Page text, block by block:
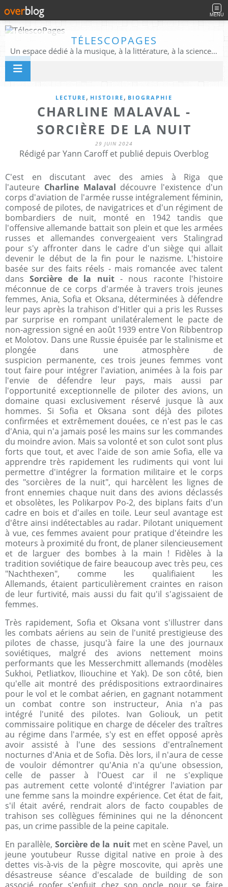
MENU
TÉLESCOPAGES
Un espace dédié à la musique, à la littérature, à la science, à la conscience, et au-delà
LECTURE , HISTOIRE , BIOGRAPHIE
CHARLINE MALAVAL -
SORCIÈRE DE LA NUIT
29 JUIN 2024
Rédigé par Yann Caroff et publié depuis Overblog
C'est en discutant avec des amies à Riga que
l'auteure Charline Malaval découvre l'existence d'un
corps d'aviation de l'armée russe intégralement féminin,
composé de pilotes, de navigatrices et d'un régiment de
bombardiers de nuit, monté en 1942 tandis que
l'offensive allemande battait son plein et que les armées
russes et allemandes convergeaient vers Stalingrad
pour s'y affronter dans le cadre d'un siège qui allait
devenir le début de la fin pour le nazisme. L'histoire
basée sur des faits réels - mais romancée avec talent
dansSorcière de la nuit- nous raconte l'histoire
méconnue de ce corps d'armée à travers trois jeunes
femmes, Ania, Sofia et Oksana, déterminées à défendre
leur pays après la trahison d'Hitler qui a pris les Russes
par surprise en rompant unilatéralement le pacte de
non-agression signé en août 1939 entre Von Ribbentrop
et Molotov. Dans une Russie épuisée par le stalinisme et
plongée dans une atmosphère de
suspicion permanente, ces trois jeunes femmes vont
tout faire pour intégrer l'aviation, animées à la fois par
l'envie de défendre leur pays, mais aussi par
l'opportunité exceptionnelle de piloter des avions, un
domaine quasi exclusivement réservé jusque là aux
hommes. Si Sofia et Oksana sont déjà des pilotes
confirmées et extrêmement douées, ce n'est pas le cas
d'Ania, qui n'a jamais posé les mains sur les commandes
du moindre avion. Mais sa volonté et son culot sont plus
forts que tout, et avec l'aide de son amie Sofia, elle va
apprendre très rapidement les rudiments qui vont lui
permettre d'intégrer la formation militaire et le corps
des "sorcières de la nuit", qui harcèlent les lignes de
front ennemies chaque nuit dans des avions déclassés
et obsolètes, les Polikarpov Po-2, des biplans faits d'un
cadre en bois et d'ailes en toile. Leur seul avantage est
d'être ainsi indétectables au radar. Pilotant uniquement
à vue, ces femmes avaient pour pratique d'éteindre les
moteurs à proximité du front, de planer silencieusement
et de larguer des bombes à la main ! Fidèles à la
tradition soviétique de faire beaucoup avec très peu, ces
"Nachthexen", comme les qualifiaient les
Allemands, étaient particulièrement craintes en raison
de leur furtivité, mais aussi du fait qu'il s'agissaient de
femmes.
Très rapidement, Sofia et Oksana vont s'illustrer dans
les combats aériens au sein de l'unité prestigieuse des
pilotes de chasse, jusqu'à faire la une des journaux
soviétiques, malgré des avions nettement moins
performants que les Messerchmitt allemands (modèles
Sukhoi, Petliatkov, Iliouchine et Yak). De son côté, bien
qu'elle ait montré des prédispositions extraordinaires
pour le vol et le combat aérien, en gagnant notamment
un combat contre son instructeur, Ania n'a pas
intégré l'unité des pilotes. Ivan Goliouk, un petit
commissaire politique en charge de déceler des traîtres
au régime dans l'armée, s'y est en effet opposé après
avoir assisté à l'une des sessions d'entraînement
nocturnes d'Ania et de Sofia. Dès lors, il n'aura de cesse
de vouloir démontrer qu'Ania n'a qu'une obsession,
celle de passer à l'Ouest car il ne s'explique
pas autrement cette volonté d'intégrer l'aviation par
une femme sans la moindre expérience. Cet état de fait,
s'il était avéré, rendrait alors de facto coupables de
trahison ses collègues féminines qui ne la dénoncent
pas, un crime passible de la peine capitale.
En parallèle,Sorcière de la nuitmet en scène Pavel, un
jeune youtubeur Russe digital native en proie à des
dettes vis-à-vis de la pègre moscovite, qui après une
désastreuse séance d'escalade de building de son